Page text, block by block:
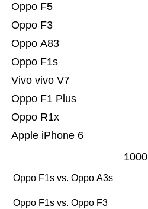
Apple iPhone 6
Oppo R1x
Oppo F1 Plus
Vivo vivo V7
Oppo F1s
Oppo A83
Oppo F3
Oppo F5
1000
Oppo F1s vs. Oppo A3s
Oppo F1s vs. Oppo F3